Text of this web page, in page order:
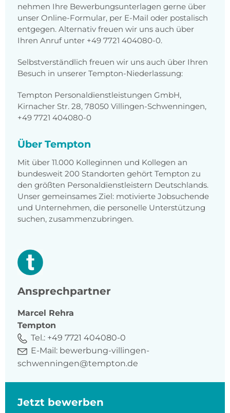
nehmen Ihre Bewerbungsunterlagen gerne über
unser Online-Formular, per E-Mail oder postalisch
entgegen. Alternativ freuen wir uns auch über
Ihren Anruf unter +49 7721 404080-0.
Selbstverständlich freuen wir uns auch über Ihren
Besuch in unserer Tempton-Niederlassung:
Tempton Personaldienstleistungen GmbH,
Kirnacher Str. 28, 78050 Villingen-Schwenningen,
+49 7721 404080-0
Über Tempton
Mit über 11.000 Kolleginnen und Kollegen an
bundesweit 200 Standorten gehört Tempton zu
den größten Personaldienstleistern Deutschlands.
Unser gemeinsames Ziel: motivierte Jobsuchende
und Unternehmen, die personelle Unterstützung
suchen, zusammenzubringen.
Ansprechpartner
Marcel Rehra
Tempton
Tel.: +49 7721 404080-0
E-Mail: bewerbung-villingen-
schwenningen@tempton.de
Jetzt bewerben